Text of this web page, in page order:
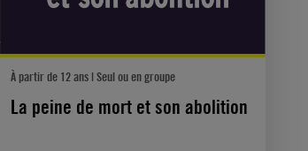
À partir de 12 ans | Seul ou en groupe
La peine de mort et son abolition